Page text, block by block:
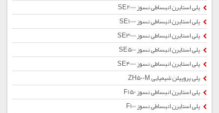
پلی استایرن انبساطی نسوز SE2000
پلی استایرن انبساطی نسوز SE1000
پلی استایرن انبساطی نسوز SE3000
پلی استایرن انبساطی نسوز SE500
پلی استایرن انبساطی نسوز SE4000
پلی پروپیلن شیمیایی ZH500M
پلی استایرن انبساطی نسوز F150
پلی استایرن انبساطی نسوز F100